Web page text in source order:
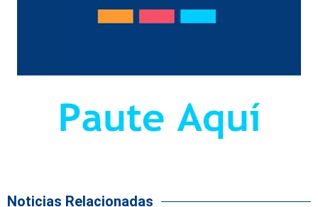
Noticias Relacionadas